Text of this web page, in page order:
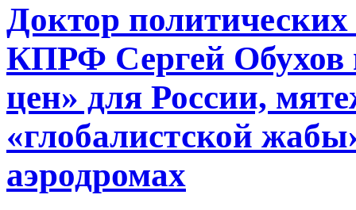
Доктор
КПРФ Сергей Обухов
цен» для России,
«глобалистской
аэродромах